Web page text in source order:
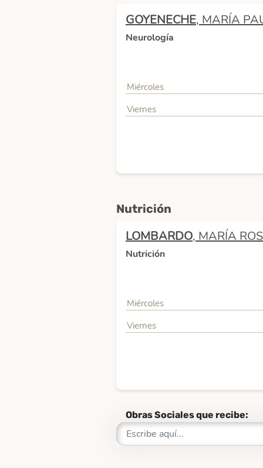
GOYENECHE, MARÍA
Neurología
Miércoles
Viernes
Nutrición
LOMBARDO, MARÍA
Nutrición
Miércoles
Viernes
Obras Sociales que recibe: